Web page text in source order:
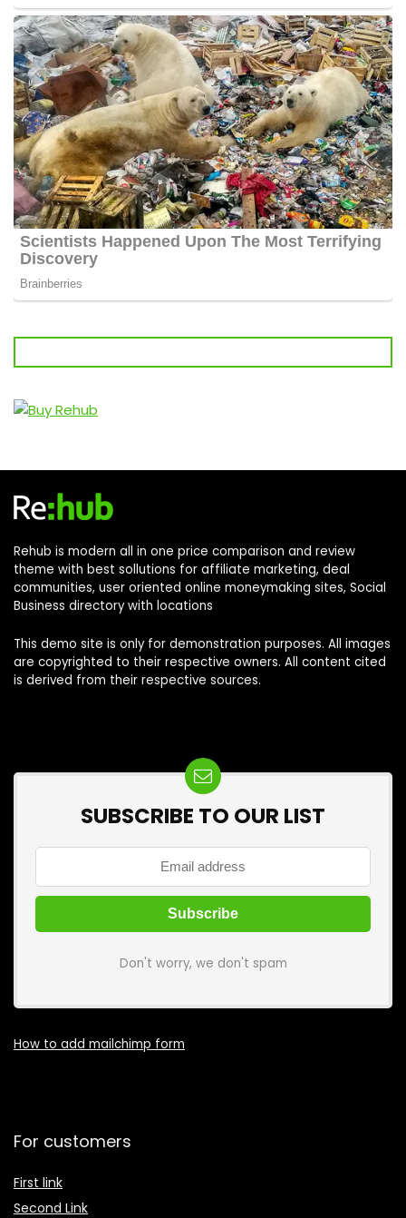
Rehub is modern all in one price comparison and review
theme with best sollutions for affiliate marketing, deal
communities, user oriented online moneymaking sites, Social
Business directory with locations
This demo site is only for demonstration purposes. All images
are copyrighted to their respective owners. All content cited
is derived from their respective sources.
SUBSCRIBE TO OUR LIST
Don't worry, we don't spam
How to add mailchimp form
For customers
First link
Second Link